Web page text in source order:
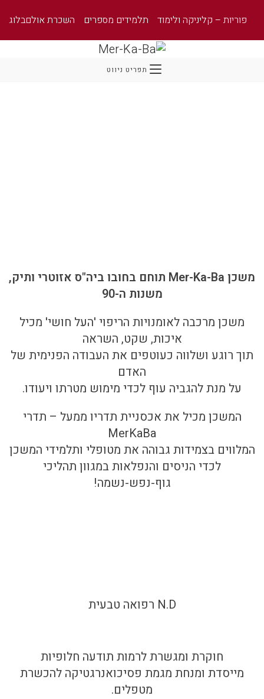
פוריות – קליניקה ולימוד תלמידים מספרים השכרת אולםבלוג
תפריט ניווט
משכן Mer-Ka-Ba תוחם בחובו ביה"ס אזוטרי ותיק,
משנות ה-90
משכן מרכבה לאומנויות הריפוי 'העל חושי' מכיל
איכות, שקט, השראה
תוך רוגע ושלווה כעוטפים את העבודה הפנימית של
האדם
על מנת להגביה עוף לכדי מימוש מטרתו ויעודו.
המשכן מכיל את אכסניית תדריו ממעל – תדרי
MerKaBa
המלווים בצמידות גבוהה את מטופלי ותלמידי המשכן
לכדי הניסים והנפלאות במגוון תהליכי
גוף-נפש-נשמה!
N.D רפואה טבעית
חוקרת ומגשרת לרמות תודעה חלופיות
מייסדת ומנחת מגמת פסיכואנרגטיקה להכשרת
מטפלים.